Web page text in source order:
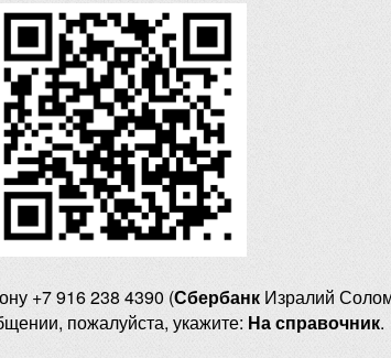
+7 916 238 4390 (Сбербанк Изралий
пожалуйста, укажите: На справочник.